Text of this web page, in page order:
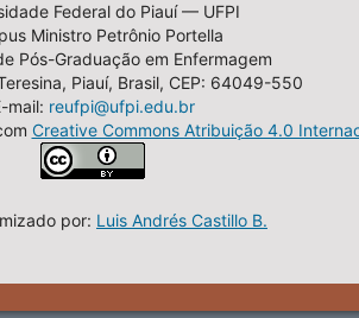
Federal do Piauí — UFPI
Ministro Petrônio Portella
Pós-Graduação em Enfermagem
Piauí, Brasil, CEP: 64049-550
mail: reufpi@ufpi.edu.br
Creative Commons Atribuição 4.0
por: Luis Andrés Castillo B.